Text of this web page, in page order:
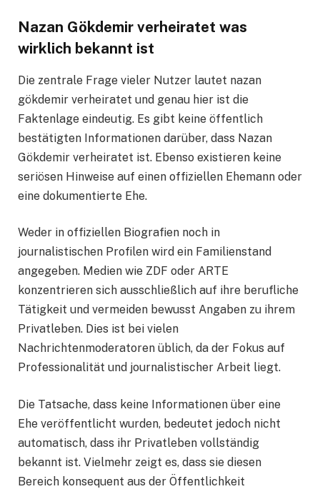
Nazan Gökdemir verheiratet was
wirklich bekannt ist
Die zentrale Frage vieler Nutzer lautet nazan
gökdemir verheiratet und genau hier ist die
Faktenlage eindeutig. Es gibt keine öffentlich
bestätigten Informationen darüber, dass Nazan
Gökdemir verheiratet ist. Ebenso existieren keine
seriösen Hinweise auf einen offiziellen Ehemann oder
eine dokumentierte Ehe.
Weder in offiziellen Biografien noch in
journalistischen Profilen wird ein Familienstand
angegeben. Medien wie ZDF oder ARTE
konzentrieren sich ausschließlich auf ihre berufliche
Tätigkeit und vermeiden bewusst Angaben zu ihrem
Privatleben. Dies ist bei vielen
Nachrichtenmoderatoren üblich, da der Fokus auf
Professionalität und journalistischer Arbeit liegt.
Die Tatsache, dass keine Informationen über eine
Ehe veröffentlicht wurden, bedeutet jedoch nicht
automatisch, dass ihr Privatleben vollständig
bekannt ist. Vielmehr zeigt es, dass sie diesen
Bereich konsequent aus der Öffentlichkeit